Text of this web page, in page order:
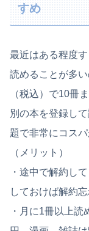
すめ
最近はある程度
読めることが多
（税込）で10冊
別の本を登録し
題で非常にコスパ
（メリット）
・途中で解約し
しておけば解約
・月に1冊以上